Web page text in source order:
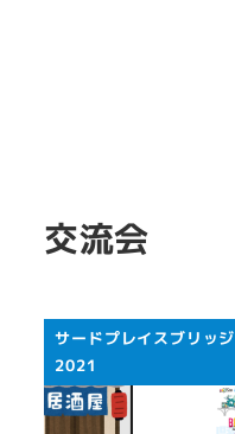
交流会
サードプレイスブリッジ
2021